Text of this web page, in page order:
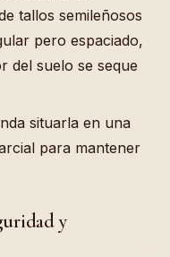
tallos semileñosos
pero espaciado,
del suelo se seque
situarla en una
para mantener
y